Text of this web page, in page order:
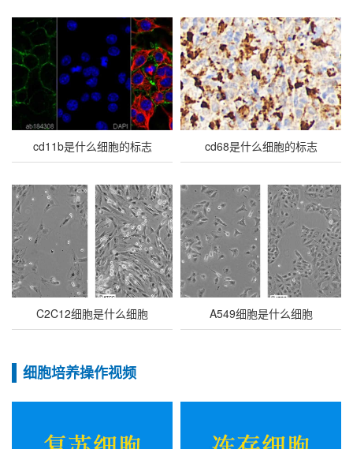
cd11b是什么细胞的标志 cd68是什么细胞的标志
C2C12细胞是什么细胞 A549细胞是什么细胞
细胞培养操作视频